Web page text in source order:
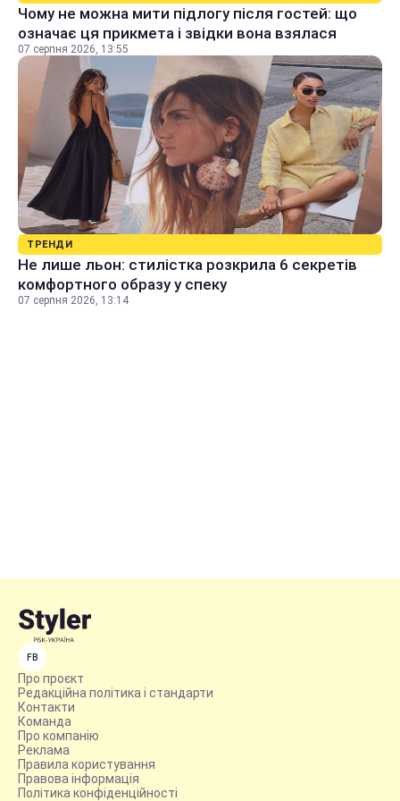
Чому не можна мити підлогу після гостей: що
означає ця прикмета і звідки вона взялася
07 серпня 2026, 13:55
ТРЕНДИ
Не лише льон: стилістка розкрила 6 секретів
комфортного образу у спеку
07 серпня 2026, 13:14
FB
Про проєкт
Редакційна політика і стандарти
Контакти
Команда
Про компанію
Реклама
Правила користування
Правова інформація
Політика конфіденційності